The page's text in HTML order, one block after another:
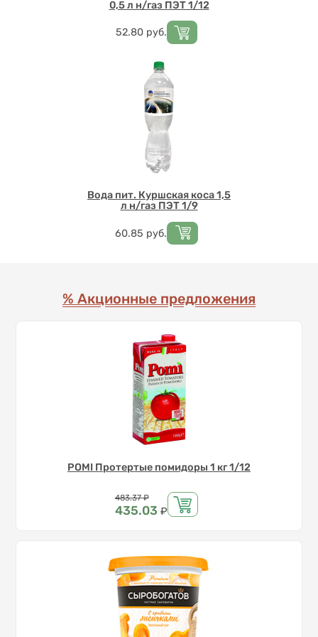
0,5 л н/газ ПЭТ 1/12
Цена
52.80 руб.
Вода пит. Куршская коса 1,5
л н/газ ПЭТ 1/9
Цена
60.85 руб.
% Акционные предложения
POMI Протертые помидоры 1 кг 1/12
Цена
483.37 ₽
435.03 ₽